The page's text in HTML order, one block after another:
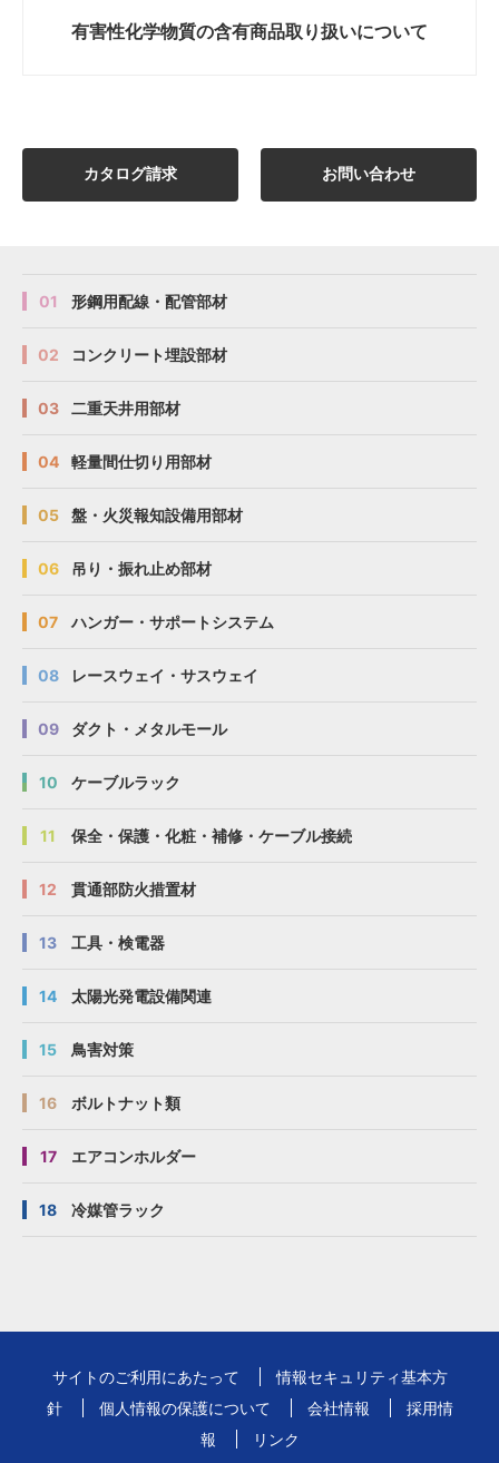
有害性化学物質の含有商品取り扱いについて
カタログ請求 お問い合わせ
01 形鋼用配線・配管部材
02 コンクリート埋設部材
03 二重天井用部材
04 軽量間仕切り用部材
05 盤・火災報知設備用部材
06 吊り・振れ止め部材
07 ハンガー・サポートシステム
08 レースウェイ・サスウェイ
09 ダクト・メタルモール
10 ケーブルラック
11 保全・保護・化粧・補修・ケーブル接続
12 貫通部防火措置材
13 工具・検電器
14 太陽光発電設備関連
15 鳥害対策
16 ボルトナット類
17 エアコンホルダー
18 冷媒管ラック
サイトのご利用にあたって
情報セキュリティ基本方
針
個人情報の保護について 会社情報
採用情
報
リンク